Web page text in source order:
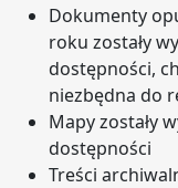
Dokumenty
roku zostały
dostępności,
niezbędna do
Mapy zostały
dostępności
Treści